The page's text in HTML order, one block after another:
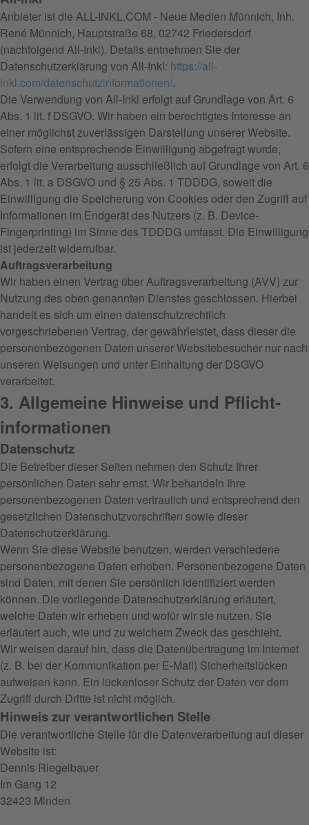
Anbieter ist die ALL-INKL.COM - Neue Medien Münnich, Inh.
René Münnich, Hauptstraße 68, 02742 Friedersdorf
(nachfolgend All-Inkl). Details entnehmen Sie der
Datenschutzerklärung von All-Inkl: https://all-
inkl.com/datenschutzinformationen/.
Die Verwendung von All-Inkl erfolgt auf Grundlage von Art. 6
Abs. 1 lit. f DSGVO. Wir haben ein berechtigtes Interesse an
einer möglichst zuverlässigen Darstellung unserer Website.
Sofern eine entsprechende Einwilligung abgefragt wurde,
erfolgt die Verarbeitung ausschließlich auf Grundlage von Art. 6
Abs. 1 lit. a DSGVO und § 25 Abs. 1 TDDDG, soweit die
Einwilligung die Speicherung von Cookies oder den Zugriff auf
Informationen im Endgerät des Nutzers (z. B. Device-
Fingerprinting) im Sinne des TDDDG umfasst. Die Einwilligung
ist jederzeit widerrufbar.
Auftragsverarbeitung
Wir haben einen Vertrag über Auftragsverarbeitung (AVV) zur
Nutzung des oben genannten Dienstes geschlossen. Hierbei
handelt es sich um einen datenschutzrechtlich
vorgeschriebenen Vertrag, der gewährleistet, dass dieser die
personenbezogenen Daten unserer Websitebesucher nur nach
unseren Weisungen und unter Einhaltung der DSGVO
verarbeitet.
3. Allgemeine Hinweise und Pflicht­
informationen
Datenschutz
Die Betreiber dieser Seiten nehmen den Schutz Ihrer
persönlichen Daten sehr ernst. Wir behandeln Ihre
personenbezogenen Daten vertraulich und entsprechend den
gesetzlichen Datenschutzvorschriften sowie dieser
Datenschutzerklärung.
Wenn Sie diese Website benutzen, werden verschiedene
personenbezogene Daten erhoben. Personenbezogene Daten
sind Daten, mit denen Sie persönlich identifiziert werden
können. Die vorliegende Datenschutzerklärung erläutert,
welche Daten wir erheben und wofür wir sie nutzen. Sie
erläutert auch, wie und zu welchem Zweck das geschieht.
Wir weisen darauf hin, dass die Datenübertragung im Internet
(z. B. bei der Kommunikation per E-Mail) Sicherheitslücken
aufweisen kann. Ein lückenloser Schutz der Daten vor dem
Zugriff durch Dritte ist nicht möglich.
Hinweis zur verantwortlichen Stelle
Die verantwortliche Stelle für die Datenverarbeitung auf dieser
Website ist:
Dennis Riegelbauer
Im Gang 12
32423 Minden